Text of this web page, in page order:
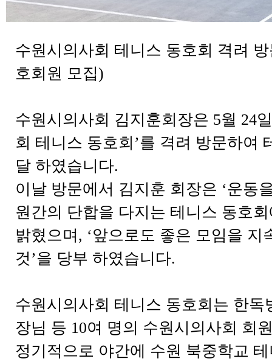
수원시의사회 테니스 동호회 격려
호회원 모집)
수원시의사회 김지훈회장은 5월 24
회 테니스 동호회’를 격려 방문하여
달 하였습니다.
이날 방문에서 김지훈 회장은 ‘운동
원간의 단합을 다지는 테니스 동호
밝혔으며, ‘앞으로도 좋은 모임을 지
것’을 당부 하였습니다.
수원시의사회 테니스 동호회는 한독
장님 등 10여 명의 수원시의사회 회
정기적으로 야간에 수원 북중학교